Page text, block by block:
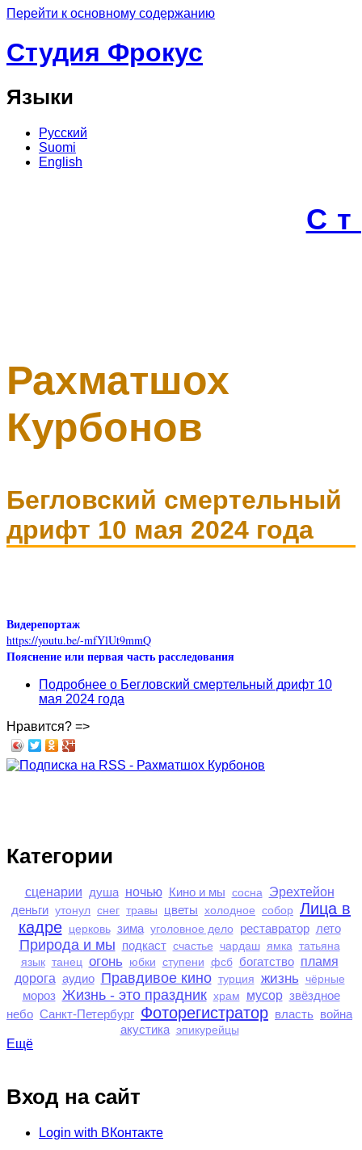
Перейти к основному содержанию
Студия Фрокус
Языки
Русский
Suomi
English
Рахматшох
Курбонов
Бегловский смертельный
дрифт 10 мая 2024 года
Видерепортаж
https://youtu.be/-mfYlUt9mmQ
Пояснение или первая часть расследования
Подробнее о Бегловский смертельный дрифт 10
мая 2024 года
Нравится? =>
Категории
сценарии душа ночью Кино и мы сосна Эрехтейон
деньги утонул снег травы цветы холодное собор Лица в
кадре церковь зима уголовное дело реставратор лето
Природа и мы подкаст счастье чардаш ямка татьяна
язык танец огонь юбки ступени фсб богатство пламя
дорога аудио Правдивое кино турция жизнь чёрные
мороз Жизнь - это праздник храм мусор звёздное
небо Санкт-Петербург Фоторегистратор власть война
акустика эпикурейцы
Ещё
Вход на сайт
Login with ВКонтакте